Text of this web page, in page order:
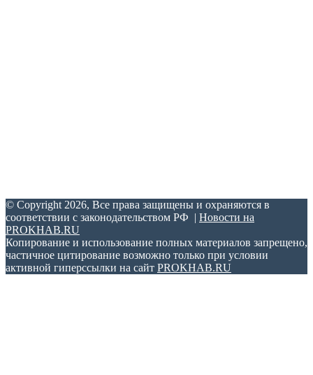
© Copyright 2026, Все права защищены и охраняются в
соответствии с законодательством РФ | Новости на
PROKHAB.RU
Копирование и использование полных материалов запрещено,
частичное цитирование возможно только при условии
активной гиперссылки на сайт PROKHAB.RU